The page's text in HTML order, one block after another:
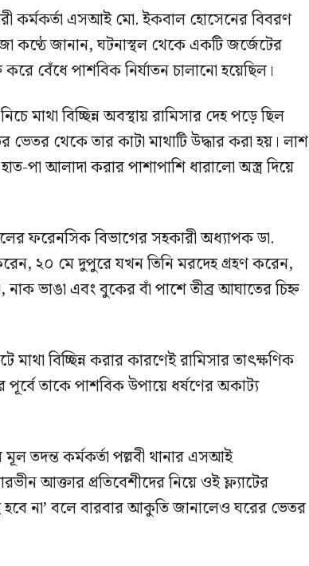
কর্মকর্তা এসআই মো. ইকবাল হোসেনের বিবরণ
কণ্ঠে জানান, ঘটনাস্থল থেকে একটি জর্জেটের
বেঁধে পাশবিক নির্যাতন চালানো হয়েছিল।
মাথা বিচ্ছিন্ন অবস্থায় রামিসার দেহ পড়ে ছিল
থেকে তার কাটা মাথাটি উদ্ধার করা হয়। লাশ
পা আলাদা করার পাশাপাশি ধারালো অস্ত্র দিয়ে
ফরেনসিক বিভাগের সহকারী অধ্যাপক ডা.
২০ মে দুপুরে যখন তিনি মরদেহ গ্রহণ করেন,
ভাঙা এবং বুকের বাঁ পাশে তীব্র আঘাতের চিহ্ন
বিচ্ছিন্ন করার কারণেই রামিসার তাৎক্ষণিক
তাকে পাশবিক উপায়ে ধর্ষণের অকাট্য
তদন্ত কর্মকর্তা পল্লবী থানার এসআই
আক্তার প্রতিবেশীদের নিয়ে ওই ফ্ল্যাটের
না’ বলে বারবার আকুতি জানালেও ঘরের ভেতর